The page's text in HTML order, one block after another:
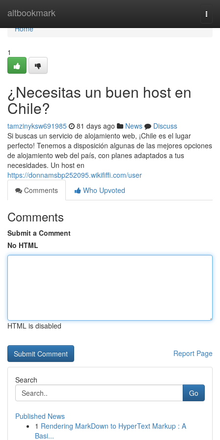
altbookmark
Home
Home
1
¿Necesitas un buen host en
Chile?
tamzinyksw691985 81 days ago News
Discuss
Si buscas un servicio de alojamiento web, ¡Chile es el lugar
perfecto! Tenemos a disposición algunas de las mejores opciones
de alojamiento web del país, con planes adaptados a tus
necesidades. Un host en
https://donnamsbp252095.wikififfi.com/user
Comments
Who Upvoted
Comments
Submit a Comment
No HTML
HTML is disabled
Report Page
Search
Go
Published News
1 Rendering MarkDown to HyperText Markup : A
Basi...